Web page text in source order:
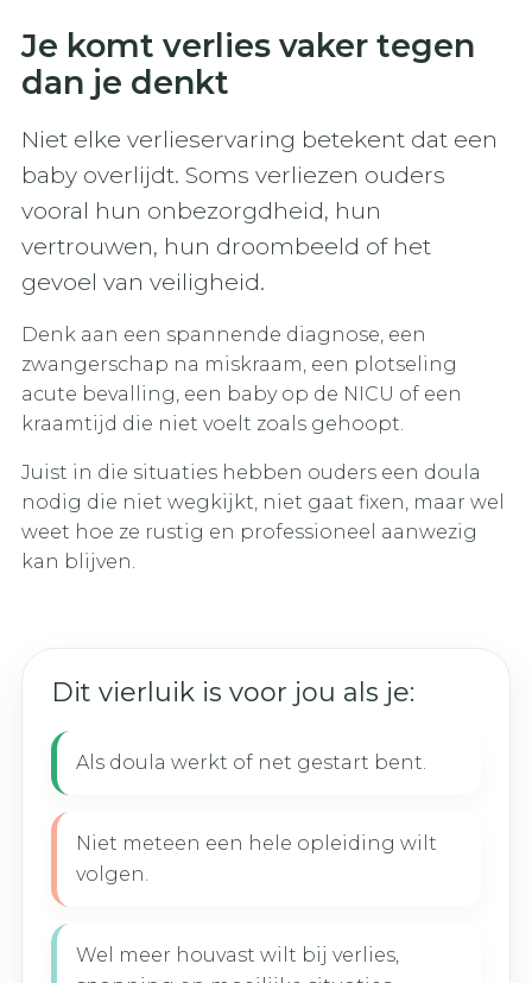
Je komt verlies vaker tegen
dan je denkt
Niet elke verlieservaring betekent dat een
baby overlijdt. Soms verliezen ouders
vooral hun onbezorgdheid, hun
vertrouwen, hun droombeeld of het
gevoel van veiligheid.
Denk aan een spannende diagnose, een
zwangerschap na miskraam, een plotseling
acute bevalling, een baby op de NICU of een
kraamtijd die niet voelt zoals gehoopt.
Juist in die situaties hebben ouders een doula
nodig die niet wegkijkt, niet gaat fixen, maar wel
weet hoe ze rustig en professioneel aanwezig
kan blijven.
Dit vierluik is voor jou als je:
Als doula werkt of net gestart bent.
Niet meteen een hele opleiding wilt
volgen.
Wel meer houvast wilt bij verlies,